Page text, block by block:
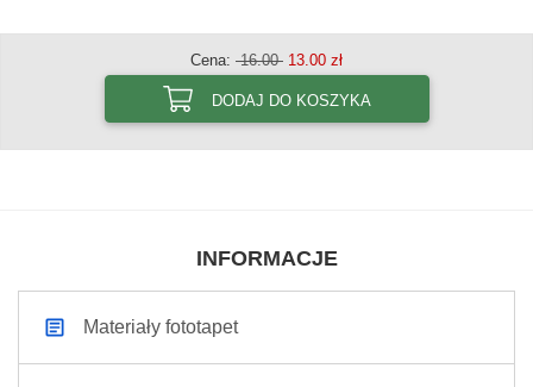
Cena: 16.00 13.00 zł
DODAJ DO KOSZYKA
INFORMACJE
Materiały fototapet